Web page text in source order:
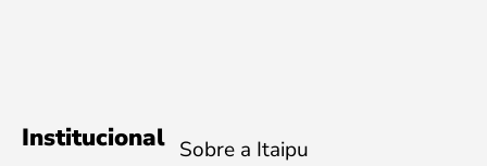
Institucional Sobre a Itaipu